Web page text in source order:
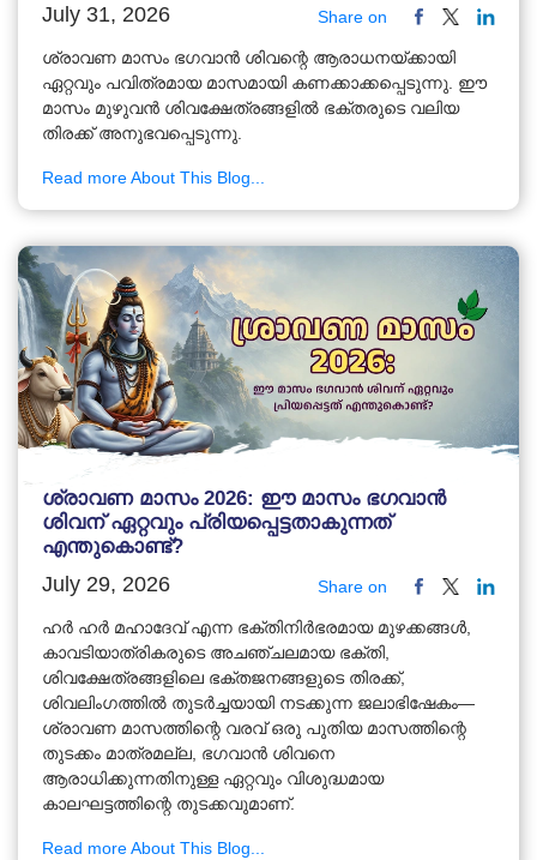
July 31, 2026 Share on
ശ്രാവണ മാസം ഭഗവാൻ ശിവന്റെ ആരാധനയ്ക്കായി
ഏറ്റവും പവിത്രമായ മാസമായി കണക്കാക്കപ്പെടുന്നു. ഈ
മാസം മുഴുവൻ ശിവക്ഷേത്രങ്ങളിൽ ഭക്തരുടെ വലിയ
തിരക്ക് അനുഭവപ്പെടുന്നു.
Read more About This Blog...
ശ്രാവണ മാസം 2026: ഈ മാസം ഭഗവാൻ
ശിവന് ഏറ്റവും പ്രിയപ്പെട്ടതാകുന്നത്
എന്തുകൊണ്ട്?
July 29, 2026 Share on
ഹർ ഹർ മഹാദേവ് എന്ന ഭക്തിനിർഭരമായ മുഴക്കങ്ങൾ,
കാവടിയാത്രികരുടെ അചഞ്ചലമായ ഭക്തി,
ശിവക്ഷേത്രങ്ങളിലെ ഭക്തജനങ്ങളുടെ തിരക്ക്,
ശിവലിംഗത്തിൽ തുടർച്ചയായി നടക്കുന്ന ജലാഭിഷേകം—
ശ്രാവണ മാസത്തിന്റെ വരവ് ഒരു പുതിയ മാസത്തിന്റെ
തുടക്കം മാത്രമല്ല, ഭഗവാൻ ശിവനെ
ആരാധിക്കുന്നതിനുള്ള ഏറ്റവും വിശുദ്ധമായ
കാലഘട്ടത്തിന്റെ തുടക്കവുമാണ്.
Read more About This Blog...